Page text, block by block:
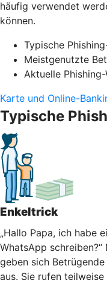
häufig verwendet
können.
Typische
Meistgenutzte
Aktuelle
Karte und Online-
Typische
Enkeltrick
„Hallo Papa, ich habe
WhatsApp
geben sich
aus. Sie rufen